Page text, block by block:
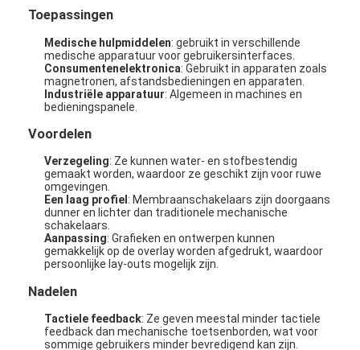
Toepassingen
Medische hulpmiddelen: gebruikt in verschillende
medische apparatuur voor gebruikersinterfaces.
Consumentenelektronica: Gebruikt in apparaten zoals
magnetronen, afstandsbedieningen en apparaten.
Industriële apparatuur: Algemeen in machines en
bedieningspanele.
Voordelen
Verzegeling: Ze kunnen water- en stofbestendig
gemaakt worden, waardoor ze geschikt zijn voor ruwe
omgevingen.
Een laag profiel : Membraanschakelaars zijn doorgaans
dunner en lichter dan traditionele mechanische
schakelaars.
Aanpassing: Grafieken en ontwerpen kunnen
gemakkelijk op de overlay worden afgedrukt, waardoor
persoonlijke lay-outs mogelijk zijn.
Nadelen
Tactiele feedback: Ze geven meestal minder tactiele
feedback dan mechanische toetsenborden, wat voor
sommige gebruikers minder bevredigend kan zijn.